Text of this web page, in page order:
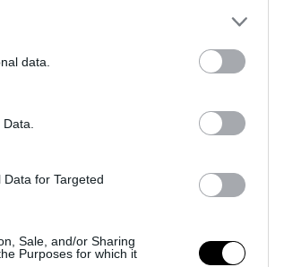
data.
for Targeted
Sale, and/or Sharing
Purposes for which it
assegnato il porto più vicino.